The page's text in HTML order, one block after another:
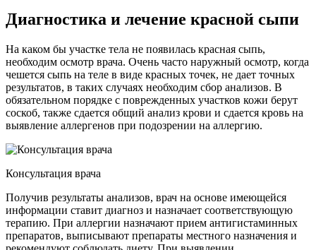
Диагностика и лечение красной сыпи
На каком бы участке тела не появилась красная сыпь,
необходим осмотр врача. Очень часто наружный осмотр, когда
чешется сыпь на теле в виде красных точек, не дает точных
результатов, в таких случаях необходим сбор анализов. В
обязательном порядке с поврежденных участков кожи берут
соскоб, также сдается общий анализ крови и сдается кровь на
выявление аллергенов при подозрении на аллергию.
Консультация врача
Получив результаты анализов, врач на основе имеющейся
информации ставит диагноз и назначает соответствующую
терапию. При аллергии назначают прием антигистаминных
препаратов, выписывают препараты местного назначения и